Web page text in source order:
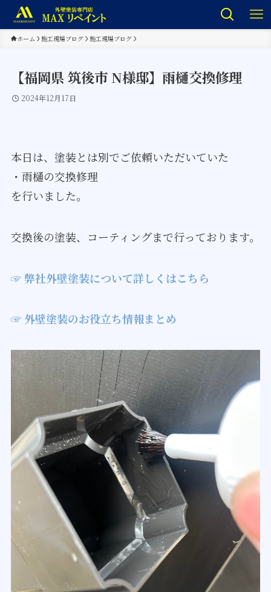
ホーム 施工現場ブログ 施工現場ブログ
【福岡県 筑後市 N様邸】雨樋交換修理
2024年12月17日
本日は、塗装とは別でご依頼いただいていた
・雨樋の交換修理
を行いました。
交換後の塗装、コーティングまで行っております。
☞ 弊社外壁塗装について詳しくはこちら
☞ 外壁塗装のお役立ち情報まとめ